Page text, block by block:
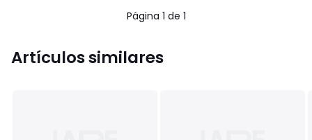
aplicado.
Página 1 de 1
Artículos similares